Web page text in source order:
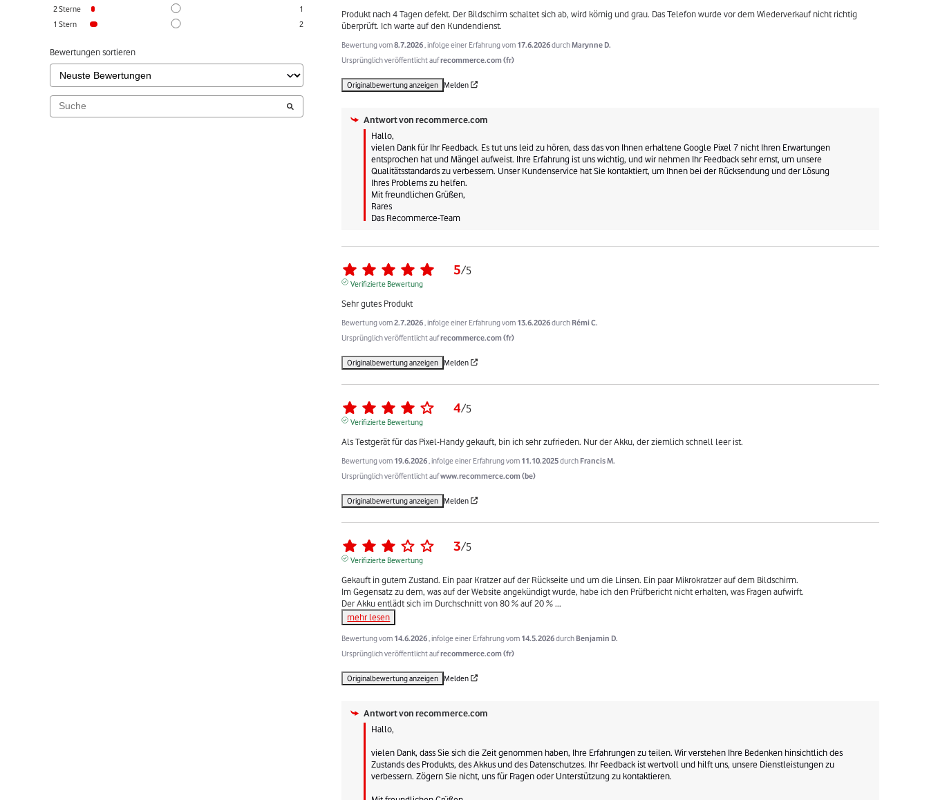
2Sterne
1
1 Stern 2
Bewertungen sortieren
Produkt nach 4 Tagen defekt. Der Bildschirm schaltet sich ab, wird körnig und grau. Das Telefon wurde vor dem Wiederverkauf nicht richtig
überprüft. Ich warte auf den Kundendienst.
Bewertung vom8.7.2026 , infolge einer Erfahrung vom 17.6.2026durchMarynne D.
Ursprünglich veröffentlicht aufrecommerce.com (fr)
Originalbewertung anzeigen Melden
Antwort vonrecommerce.com
Hallo,
vielen Dank für Ihr Feedback. Es tut uns leid zu hören, dass das von Ihnen erhaltene Google Pixel 7 nicht Ihren Erwartungen
entsprochen hat und Mängel aufweist. Ihre Erfahrung ist uns wichtig, und wir nehmen Ihr Feedback sehr ernst, um unsere
Qualitätsstandards zu verbessern. Unser Kundenservice hat Sie kontaktiert, um Ihnen bei der Rücksendung und der Lösung
Ihres Problems zu helfen.
Mit freundlichen Grüßen,
Rares
Das Recommerce-Team
5/5
Verifizierte Bewertung
Sehr gutes Produkt
Bewertung vom2.7.2026 , infolge einer Erfahrung vom 13.6.2026durch Rémi C.
Ursprünglich veröffentlicht aufrecommerce.com (fr)
Originalbewertung anzeigen Melden
4/5
Verifizierte Bewertung
Als Testgerät für das Pixel-Handy gekauft, bin ich sehr zufrieden. Nur der Akku, der ziemlich schnell leer ist.
Bewertung vom 19.6.2026 , infolge einer Erfahrung vom 11.10.2025durch Francis M.
Ursprünglich veröffentlicht aufwww.recommerce.com (be)
Originalbewertung anzeigen Melden
3/5
Verifizierte Bewertung
Gekauft in gutem Zustand. Ein paar Kratzer auf der Rückseite und um die Linsen. Ein paar Mikrokratzer auf dem Bildschirm.
Im Gegensatz zu dem, was auf der Website angekündigt wurde, habe ich den Prüfbericht nicht erhalten, was Fragen aufwirft.
Der Akku entlädt sich im Durchschnitt von 80 % auf 20 % ...
mehr lesen
Bewertung vom 14.6.2026 , infolge einer Erfahrung vom 14.5.2026durch Benjamin D.
Ursprünglich veröffentlicht aufrecommerce.com (fr)
Originalbewertung anzeigen Melden
Antwort vonrecommerce.com
Hallo,
vielen Dank, dass Sie sich die Zeit genommen haben, Ihre Erfahrungen zu teilen. Wir verstehen Ihre Bedenken hinsichtlich des
Zustands des Produkts, des Akkus und des Datenschutzes. Ihr Feedback ist wertvoll und hilft uns, unsere Dienstleistungen zu
verbessern. Zögern Sie nicht, uns für Fragen oder Unterstützung zu kontaktieren.